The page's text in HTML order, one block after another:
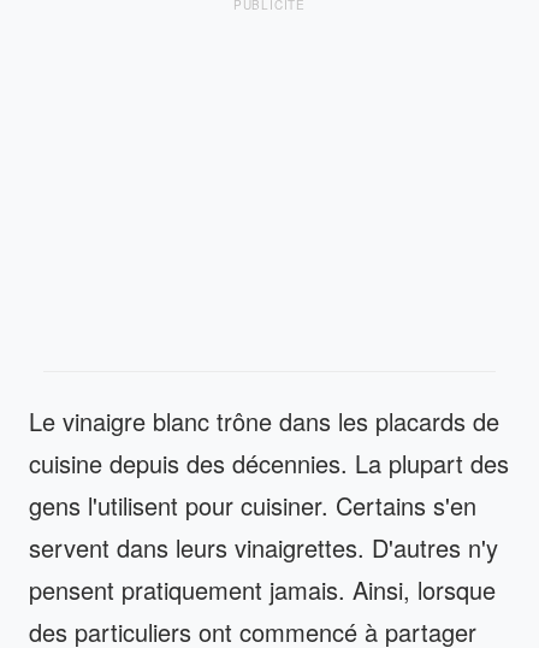
PUBLICITÉ
Le vinaigre blanc trône dans les placards de
cuisine depuis des décennies. La plupart des
gens l'utilisent pour cuisiner. Certains s'en
servent dans leurs vinaigrettes. D'autres n'y
pensent pratiquement jamais. Ainsi, lorsque
des particuliers ont commencé à partager